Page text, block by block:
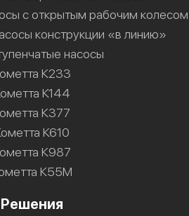
с открытым рабочим колесом
конструкции «в линию»
насосы
К233
К144
К377
К610
К987
К55М
Решения